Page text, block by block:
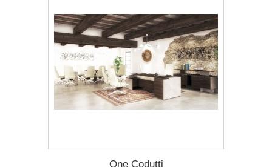
One Codutti